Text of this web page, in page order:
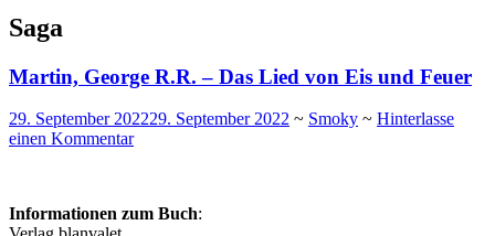
Saga
Martin, George R.R. – Das Lied von Eis und Feuer
29. September 202229. September 2022 ~ Smoky ~ Hinterlasse
einen Kommentar
Informationen zum Buch: